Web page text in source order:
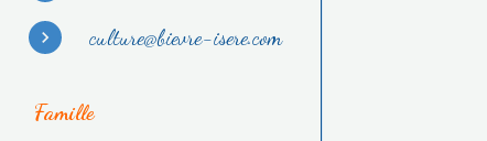
culture@bievre-isere.com
Famille